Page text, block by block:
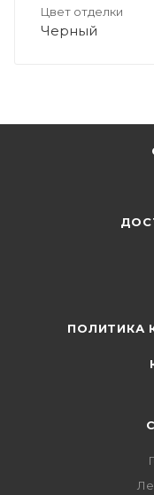
Цвет отделки
Черный
ПОЛИТИКА